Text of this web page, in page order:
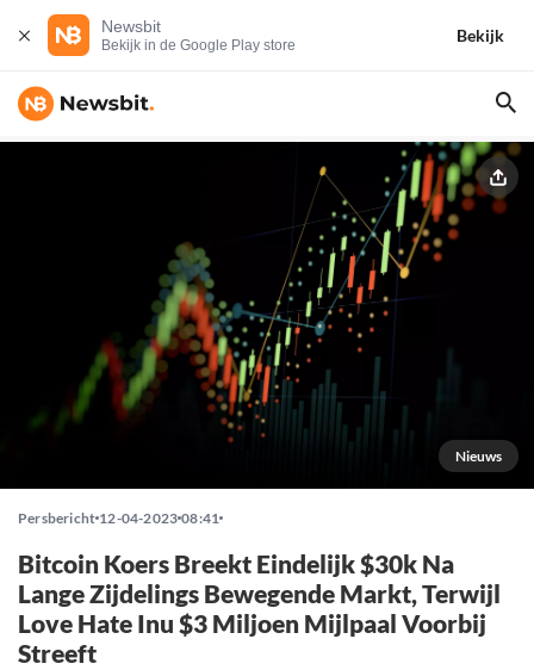
Newsbit
Bekijk in de Google Play store
Bekijk
Nieuws
Persbericht 12-04-2023 08:41
Bitcoin Koers Breekt Eindelijk $30k Na
Lange Zijdelings Bewegende Markt, Terwijl
Love Hate Inu $3 Miljoen Mijlpaal Voorbij
Streeft